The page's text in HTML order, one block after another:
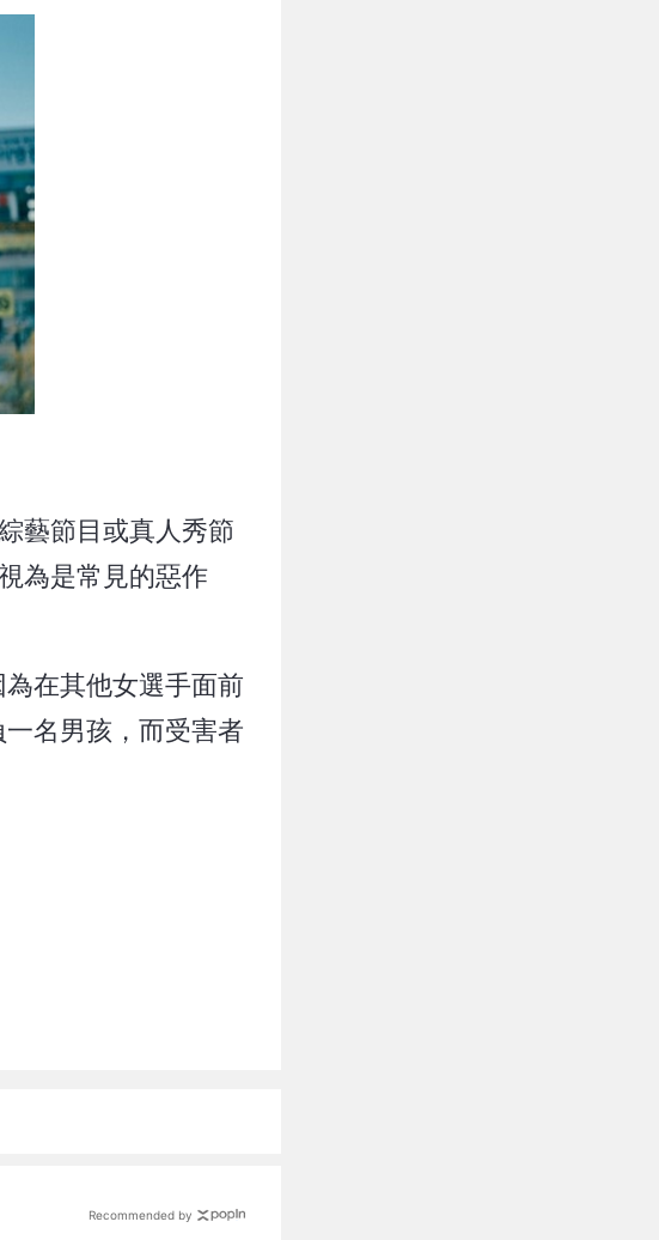
藝節目或真人秀節
為是常見的惡作
在其他女選手面前
名男孩，而受害者
Recommended by